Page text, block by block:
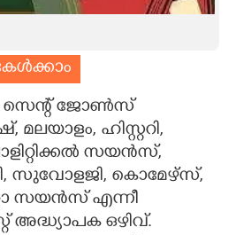
ജോൺസ്
മലയാളം, ഹിസ്റ്ററി,
സയൻസ്,
സുവോളജി, കൊമേഴ്സ്,
സയൻസ് എന്നീ
അദ്ധ്യാപക ഒഴിവ്.